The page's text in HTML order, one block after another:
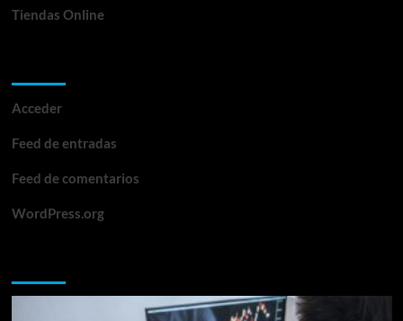
Tiendas Online
Acceder
Feed de entradas
Feed de comentarios
WordPress.org